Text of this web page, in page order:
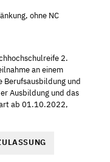
ohne NC
2.
an einem
Berufsausbildung und
Ausbildung und das
ab 01.10.2022,